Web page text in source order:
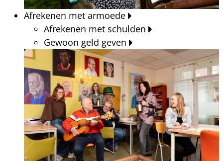
Afrekenen met armoede
Afrekenen met schulden
Gewoon geld geven